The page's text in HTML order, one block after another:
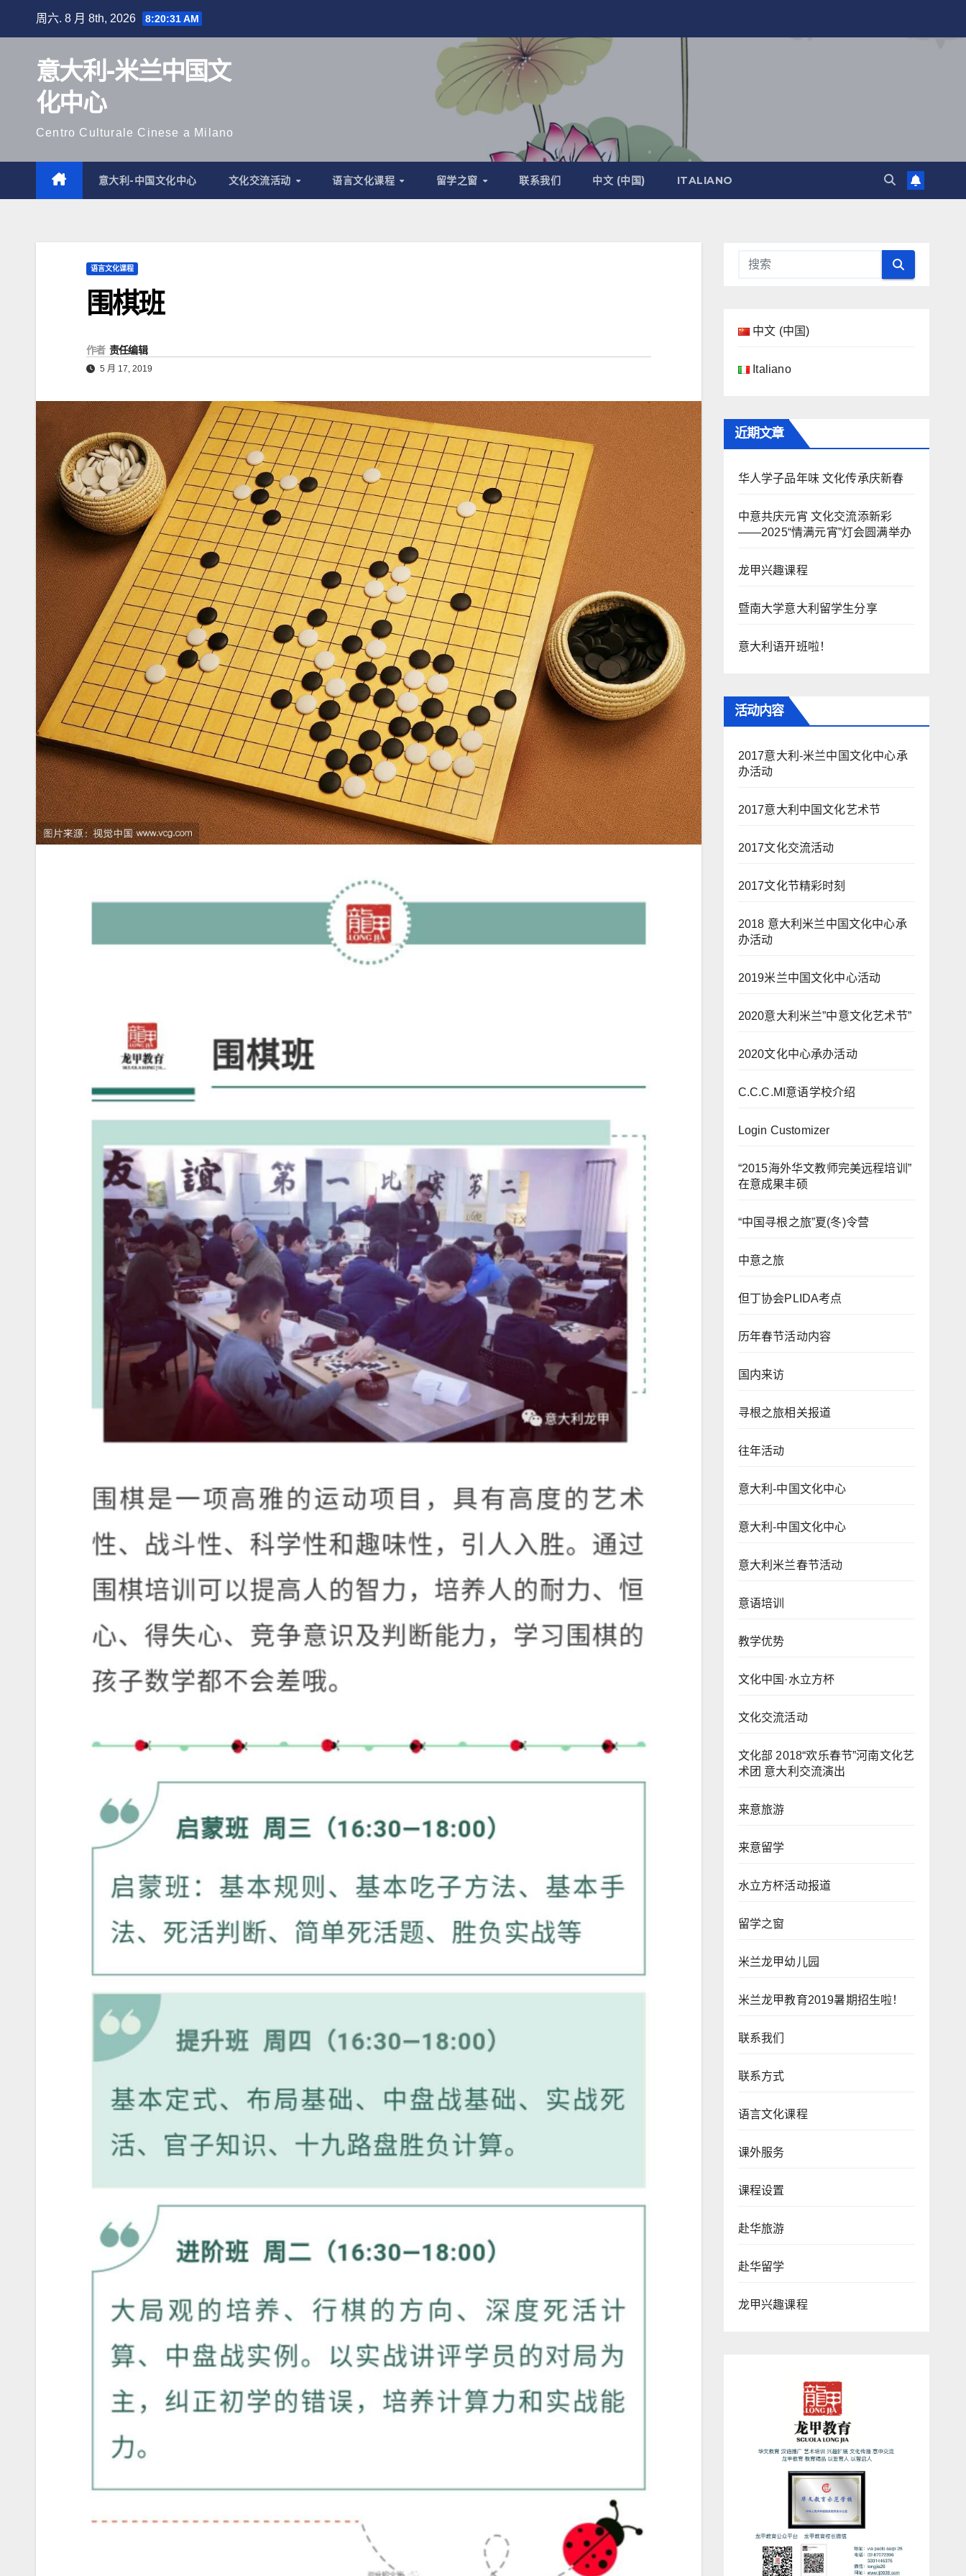
周六. 8 月 8th, 2026 8:20:33 AM
意大利-米兰中国文
化中心
Centro Culturale Cinese a Milano
意大利-中国文化中心 文化交流活动 语言文化课程 留学之窗 联系我们 中文 (中国) ITALIANO
语言文化课程
围棋班
作者 责任编辑
5 月 17, 2019
中文 (中国)
Italiano
近期文章
华人学子品年味 文化传承庆新春
中意共庆元宵 文化交流添新彩
——2025“情满元宵”灯会圆满举办
龙甲兴趣课程
暨南大学意大利留学生分享
意大利语开班啦！
活动内容
2017意大利-米兰中国文化中心承
办活动
2017意大利中国文化艺术节
2017文化交流活动
2017文化节精彩时刻
2018 意大利米兰中国文化中心承
办活动
2019米兰中国文化中心活动
2020意大利米兰”中意文化艺术节”
2020文化中心承办活动
C.C.C.MI意语学校介绍
Login Customizer
“2015海外华文教师完美远程培训”
在意成果丰硕
“中国寻根之旅”夏(冬)令营
中意之旅
但丁协会PLIDA考点
历年春节活动内容
国内来访
寻根之旅相关报道
往年活动
意大利-中国文化中心
意大利-中国文化中心
意大利米兰春节活动
意语培训
教学优势
文化中国·水立方杯
文化交流活动
文化部 2018“欢乐春节”河南文化艺
术团 意大利交流演出
来意旅游
来意留学
水立方杯活动报道
留学之窗
米兰龙甲幼儿园
米兰龙甲教育2019暑期招生啦！
联系我们
联系方式
语言文化课程
课外服务
课程设置
赴华旅游
赴华留学
龙甲兴趣课程